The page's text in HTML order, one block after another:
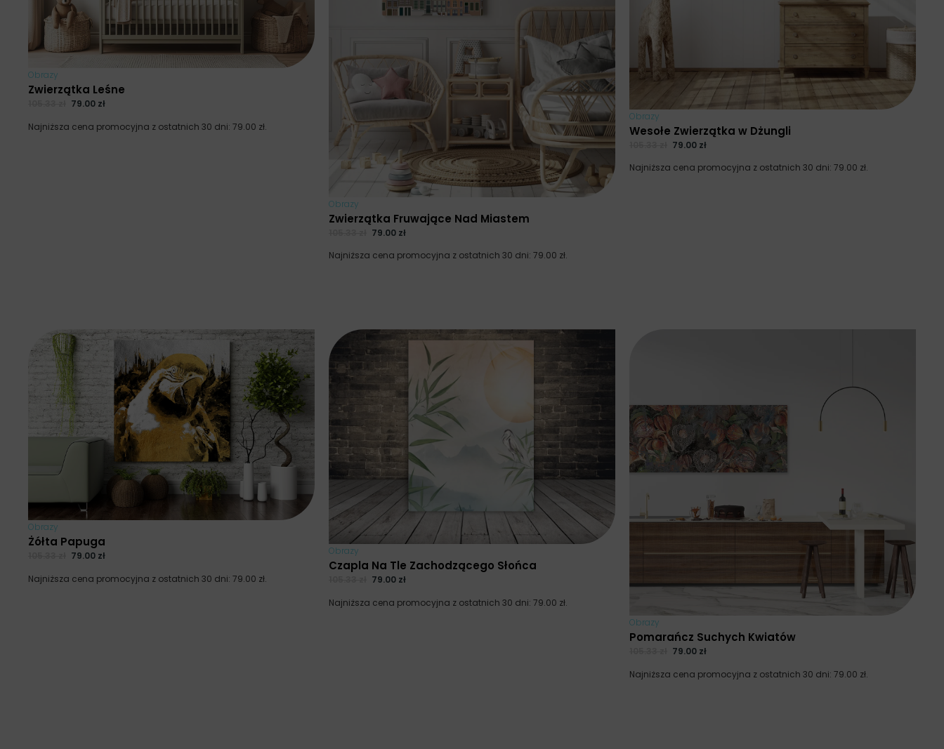
Obrazy
Zwierzątka Leśne
79.00 zł
Najniższa cena promocyjna z ostatnich 30 dni: 79.00 zł.
Obrazy
Zwierzątka Fruwające Nad Miastem
79.00 zł
Najniższa cena promocyjna z ostatnich 30 dni: 79.00 zł.
Obrazy
Wesołe Zwierzątka w Dżungli
79.00 zł
Najniższa cena promocyjna z ostatnich 30 dni: 79.00 zł.
Obrazy
Żółta Papuga
79.00 zł
Najniższa cena promocyjna z ostatnich 30 dni: 79.00 zł.
Obrazy
Czapla Na Tle Zachodzącego Słońca
79.00 zł
Najniższa cena promocyjna z ostatnich 30 dni: 79.00 zł.
Obrazy
Pomarańcz Suchych Kwiatów
79.00 zł
Najniższa cena promocyjna z ostatnich 30 dni: 79.00 zł.